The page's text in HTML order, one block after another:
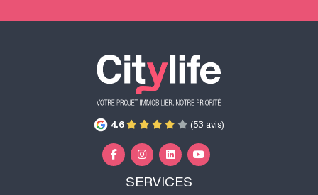
4.6 (53 avis)
SERVICES